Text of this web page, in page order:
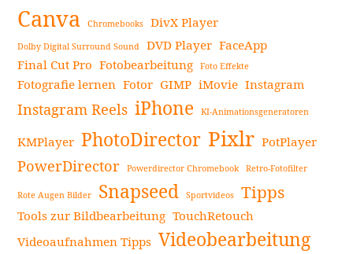
Canva Chromebooks DivX Player
Dolby Digital Surround Sound DVD Player FaceApp
Final Cut Pro Fotobearbeitung Foto Effekte
Fotografie lernen Fotor GIMP iMovie Instagram
Instagram Reels iPhone KI-Animationsgeneratoren
KMPlayer PhotoDirector Pixlr PotPlayer
PowerDirector Powerdirector Chromebook Retro-Fotofilter
Rote Augen Bilder Snapseed Sportvideos Tipps
Tools zur Bildbearbeitung TouchRetouch
Videoaufnahmen Tipps Videobearbeitung